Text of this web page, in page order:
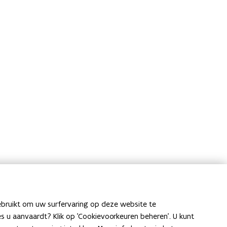
om uw surfervaring op deze website te
aanvaardt? Klik op 'Cookievoorkeuren beheren'. U kunt